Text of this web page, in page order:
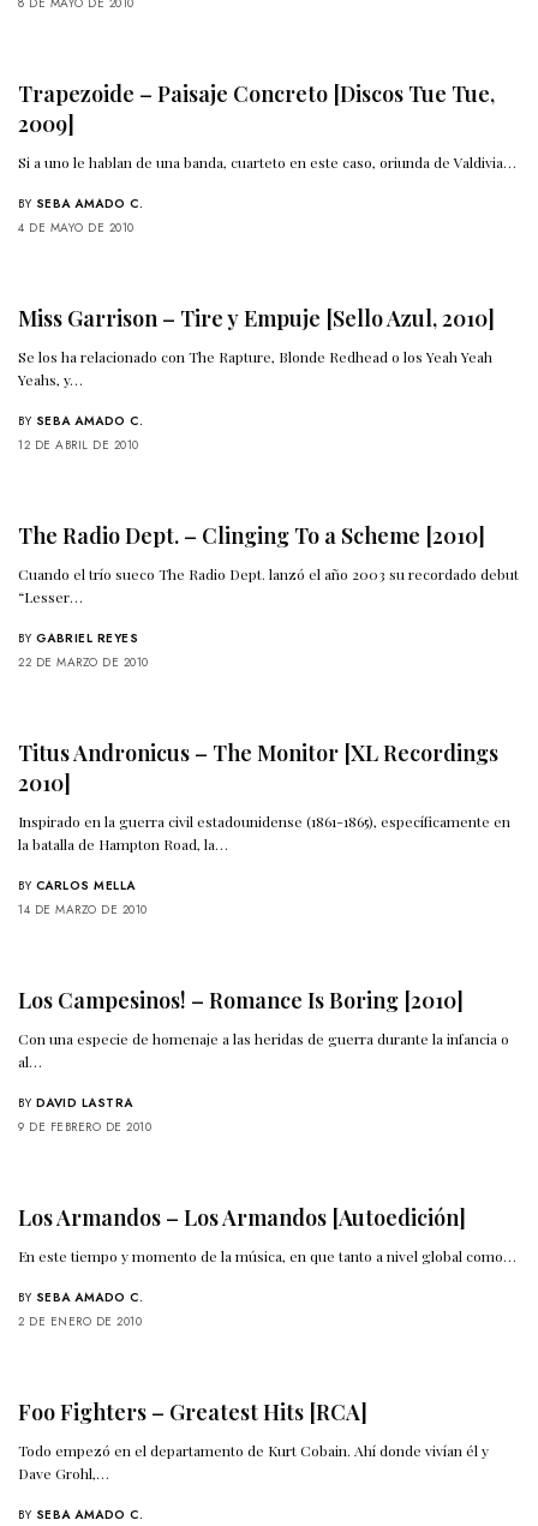
Trapezoide – Paisaje Concreto [Discos Tue Tue,
2009]
Si a uno le hablan de una banda, cuarteto en este caso, oriunda de Valdivia…
BY SEBA AMADO C.
4 DE MAYO DE 2010
Miss Garrison – Tire y Empuje [Sello Azul, 2010]
Se los ha relacionado con The Rapture, Blonde Redhead o los Yeah Yeah
Yeahs, y…
BY SEBA AMADO C.
12 DE ABRIL DE 2010
The Radio Dept. – Clinging To a Scheme [2010]
Cuando el trío sueco The Radio Dept. lanzó el año 2003 su recordado debut
“Lesser…
BY GABRIEL REYES
22 DE MARZO DE 2010
Titus Andronicus – The Monitor [XL Recordings
2010]
Inspirado en la guerra civil estadounidense (1861-1865), específicamente en
la batalla de Hampton Road, la…
BY CARLOS MELLA
14 DE MARZO DE 2010
Los Campesinos! – Romance Is Boring [2010]
Con una especie de homenaje a las heridas de guerra durante la infancia o
al…
BY DAVID LASTRA
9 DE FEBRERO DE 2010
Los Armandos – Los Armandos [Autoedición]
En este tiempo y momento de la música, en que tanto a nivel global como…
BY SEBA AMADO C.
2 DE ENERO DE 2010
Foo Fighters – Greatest Hits [RCA]
Todo empezó en el departamento de Kurt Cobain. Ahí donde vivían él y
Dave Grohl,…
BY SEBA AMADO C.